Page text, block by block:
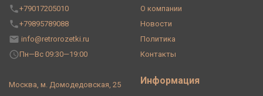
+79017205010
+79895789088
info@retrorozetki.ru
Пн—Вс 09:30—19:00
Москва, м. Домодедовская, 25
О компании
Новости
Политика
Контакты
Информация